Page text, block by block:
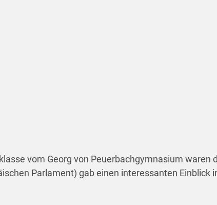
vom Georg von Peuerbachgymnasium
Parlament) gab einen interessanten